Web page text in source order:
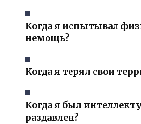
Когда я испытывал
немощь?
Когда я терял свои
Когда я был
раздавлен?